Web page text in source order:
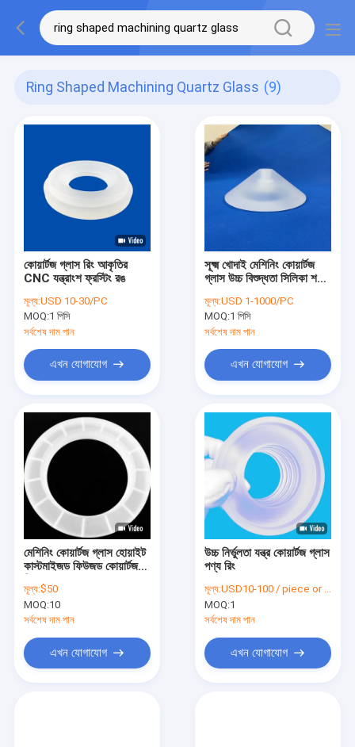
Ring Shaped Machining Quartz Glass (9)
কোয়ার্টজ গ্লাস রিং আকৃতির
CNC যন্ত্রাংশ ফ্রস্টিং রঙ
মূল্য:USD 10-30/PC
MOQ:1 পিসি
সর্বশেষ দাম পান
এখন যোগাযোগ
সূক্ষ্ম খোদাই মেশিনিং কোয়ার্টজ
গ্লাস উচ্চ বিশুদ্ধতা সিলিকা শঙ্কু
মূল্য:USD 1-1000/PC
MOQ:1 পিসি
সর্বশেষ দাম পান
এখন যোগাযোগ
মেশিনিং কোয়ার্টজ গ্লাস হোয়াইট
কাস্টমাইজড ফিউজড কোয়ার্টজ
মূল্য:$50
MOQ:10
সর্বশেষ দাম পান
এখন যোগাযোগ
উচ্চ নির্ভুলতা যন্ত্র কোয়ার্টজ গ্লাস
পণ্য রিং
মূল্য:USD10-100 / piece or as negotiated
MOQ:1
সর্বশেষ দাম পান
এখন যোগাযোগ